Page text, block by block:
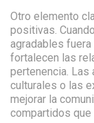
Otro elemento
positivas.
agradables
fortalecen las
pertenencia.
culturales o las
mejorar la
compartidos que